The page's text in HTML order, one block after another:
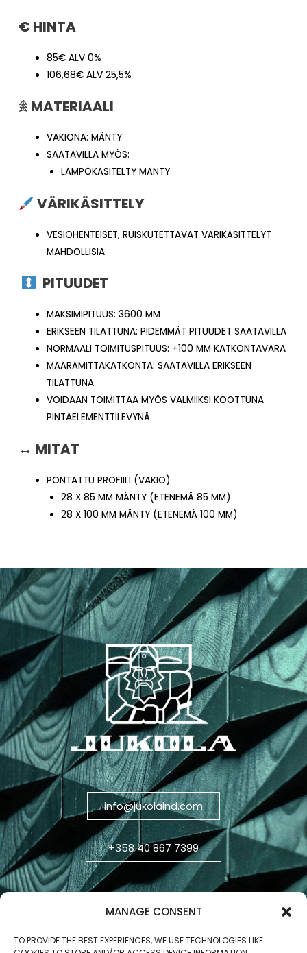
MANAGE CONSENT
TO PROVIDE THE BEST EXPERIENCES, WE USE TECHNOLOGIES LIKE
€ HINTA
85€ ALV 0%
106,68€ ALV 25,5%
𖠰 MATERIAALI
VAKIONA: MÄNTY
SAATAVILLA MYÖS:
LÄMPÖKÄSITELTY MÄNTY
VÄRIKÄSITTELY
VESIOHENTEISET, RUISKUTETTAVAT VÄRIKÄSITTELYT
MAHDOLLISIA
PITUUDET
MAKSIMIPITUUS: 3600 MM
ERIKSEEN TILATTUNA: PIDEMMÄT PITUUDET SAATAVILLA
NORMAALI TOIMITUSPITUUS: +100 MM KATKONTAVARA
MÄÄRÄMITTAKATKONTA: SAATAVILLA ERIKSEEN
TILATTUNA
VOIDAAN TOIMITTAA MYÖS VALMIIKSI KOOTTUNA
PINTAELEMENTTILEVYNÄ
↔ MITAT
PONTATTU PROFIILI (VAKIO)
28 X 85 MM MÄNTY (ETENEMÄ 85 MM)
28 X 100 MM MÄNTY (ETENEMÄ 100 MM)
info@jukolaind.com
+358 40 867 7399